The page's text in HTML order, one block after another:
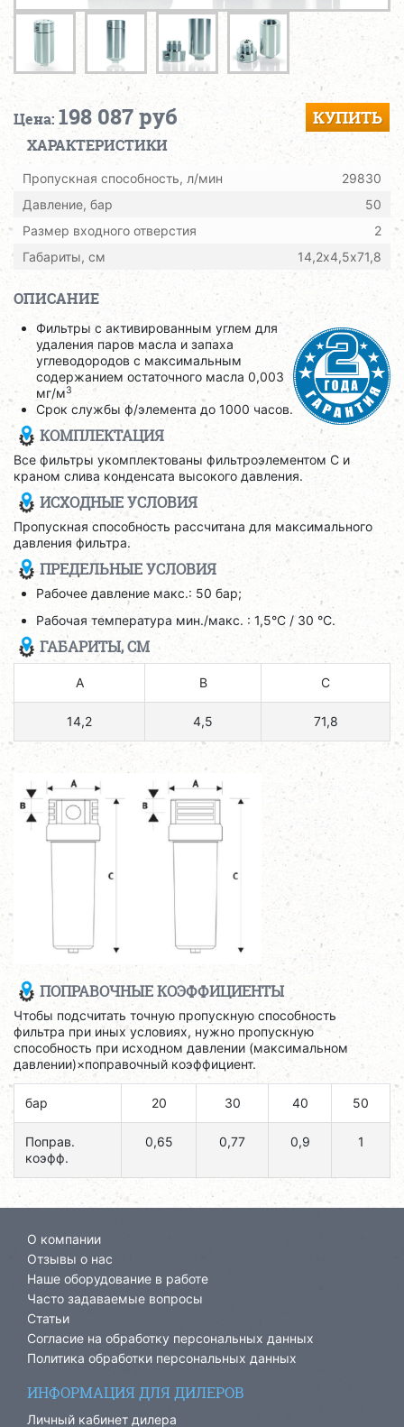
Цена: 198 087 руб КУПИТЬ
ХАРАКТЕРИСТИКИ
Пропускная способность, л/мин
29830
Давление, бар
50
Размер входного отверстия
2
Габариты, см
14,2х4,5х71,8
ОПИСАНИЕ
Фильтры с активированным углем для
удаления паров масла и запаха
углеводородов с максимальным
содержанием остаточного масла 0,003
мг/м3
Срок службы ф/элемента до 1000 часов.
КОМПЛЕКТАЦИЯ
Все фильтры укомплектованы фильтроэлементом C и
краном слива конденсата высокого давления.
ИСХОДНЫЕ УСЛОВИЯ
Пропускная способность рассчитана для максимального
давления фильтра.
ПРЕДЕЛЬНЫЕ УСЛОВИЯ
Рабочее давление макс.: 50 бар;
Рабочая температура мин./макс. : 1,5°C / 30 °C.
ГАБАРИТЫ, СМ
A B C
14,2 4,5 71,8
ПОПРАВОЧНЫЕ КОЭФФИЦИЕНТЫ
Чтобы подсчитать точную пропускную способность
фильтра при иных условиях, нужно пропускную
способность при исходном давлении (максимальном
давлении)×поправочный коэффициент.
бар 20 30 40 50
Поправ.
коэфф.
0,65 0,77 0,9 1
О компании
Отзывы о нас
Наше оборудование в работе
Часто задаваемые вопросы
Статьи
Согласие на обработку персональных данных
Политика обработки персональных данных
ИНФОРМАЦИЯ ДЛЯ ДИЛЕРОВ
Личный кабинет дилера